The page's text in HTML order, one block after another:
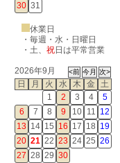
30 31
休業日
・毎週・水・日曜日
・ 土、 祝日は平常営業
2026年9月
日
月 火 水 木 金
土
1
2 3 4
5
6
7 8 9 10 11 12
13 14 15 16 17 18 19
20 21 22 23 24 25 26
27 28 29 30